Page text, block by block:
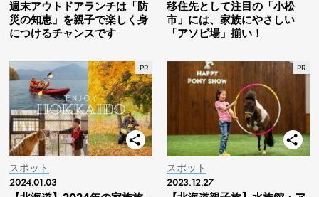
週末アウトドアランチは「防
災の知恵」を親子で楽しく身
につけるチャンスです
移住先として注目の「小松
市」には、家族にやさしい
「アソビ場」揃い！
スポット
2024.01.03
スポット
2023.12.27